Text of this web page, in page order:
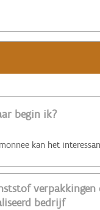
begin ik?
verpakkingen
bedrijf